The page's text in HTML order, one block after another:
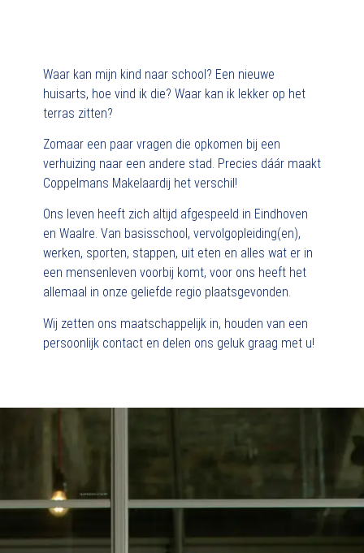
Waar kan mijn kind naar school? Een nieuwe
huisarts, hoe vind ik die? Waar kan ik lekker op het
terras zitten?
Zomaar een paar vragen die opkomen bij een
verhuizing naar een andere stad. Precies dáár maakt
Coppelmans Makelaardij het verschil!
Ons leven heeft zich altijd afgespeeld in Eindhoven
en Waalre. Van basisschool, vervolgopleiding(en),
werken, sporten, stappen, uit eten en alles wat er in
een mensenleven voorbij komt, voor ons heeft het
allemaal in onze geliefde regio plaatsgevonden.
Wij zetten ons maatschappelijk in, houden van een
persoonlijk contact en delen ons geluk graag met u!